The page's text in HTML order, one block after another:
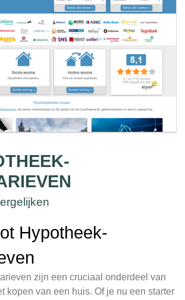
Hypotheek-
zijn een cruciaal onderdeel van
kopen van een huis. Of je nu een starter